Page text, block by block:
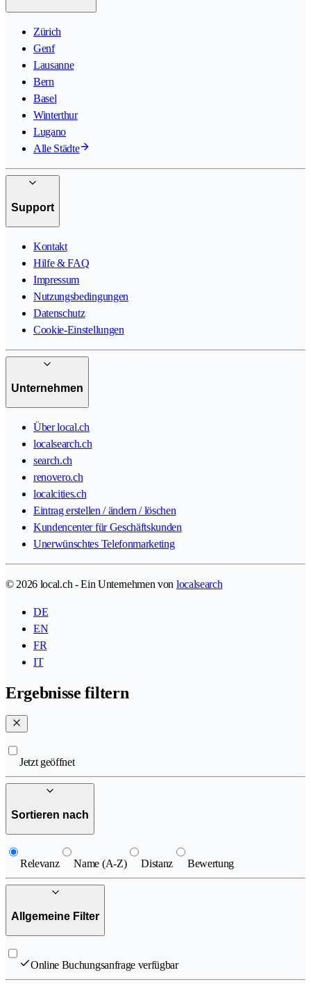
Zürich
Genf
Lausanne
Bern
Basel
Winterthur
Lugano
Alle Städte
Support
Kontakt
Hilfe & FAQ
Impressum
Nutzungsbedingungen
Datenschutz
Cookie-Einstellungen
Unternehmen
Über local.ch
localsearch.ch
search.ch
renovero.ch
localcities.ch
Eintrag erstellen / ändern / löschen
Kundencenter für Geschäftskunden
Unerwünschtes Telefonmarketing
© 2026 local.ch - Ein Unternehmen von localsearch
DE
EN
FR
IT
Ergebnisse filtern
Jetzt geöffnet
Sortieren nach
Relevanz Name (A-Z) Distanz Bewertung
Allgemeine Filter
Online Buchungsanfrage verfügbar